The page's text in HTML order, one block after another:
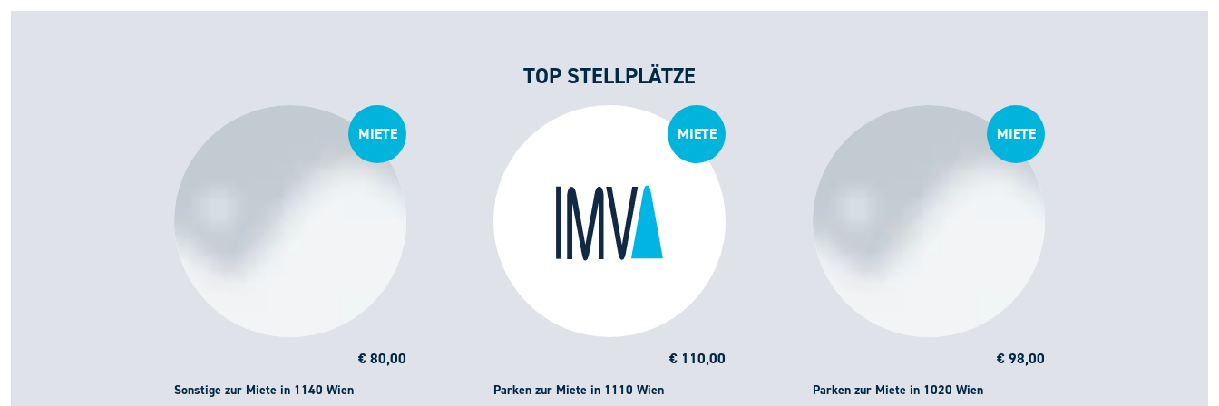
TOP STELLPLÄTZE
MIETE
€ 80,00
Sonstige zur Miete in 1140 Wien
MIETE
€ 110,00
Parken zur Miete in 1110 Wien
MIETE
€ 98,00
Parken zur Miete in 1020 Wien